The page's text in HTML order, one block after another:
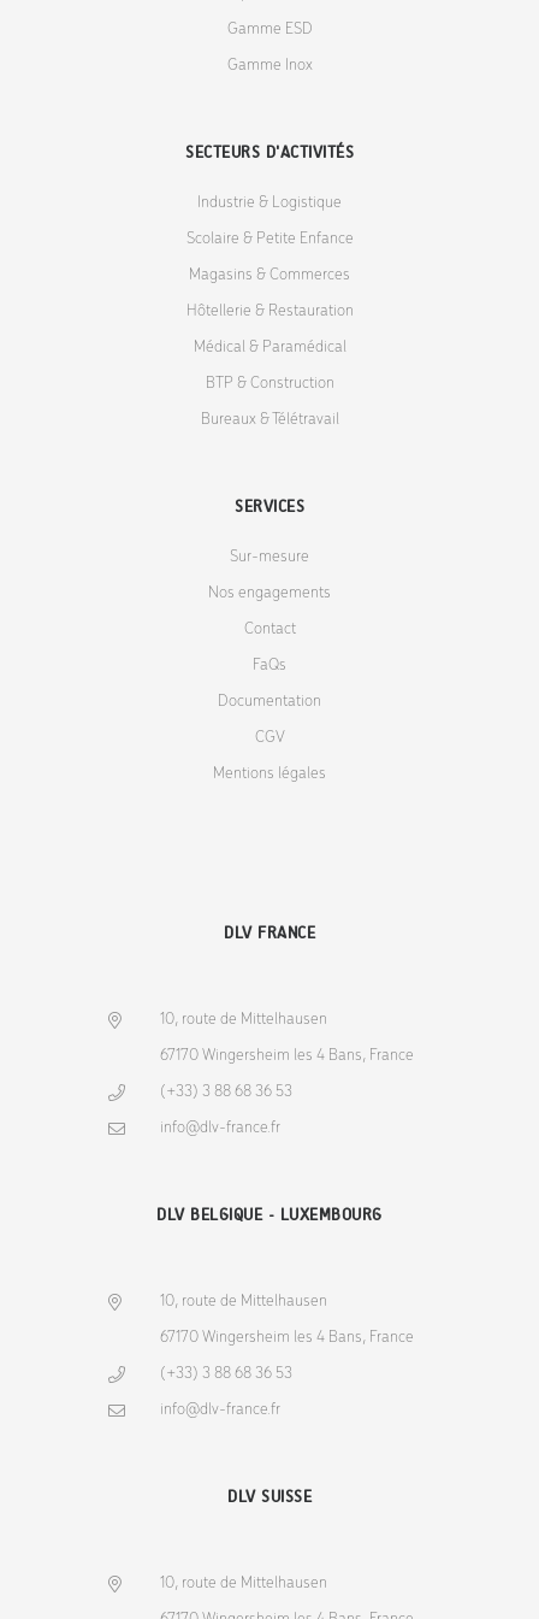
Gamme ESD
Gamme Inox
SECTEURS D'ACTIVITÉS
Industrie & Logistique
Scolaire & Petite Enfance
Magasins & Commerces
Hôtellerie & Restauration
Médical & Paramédical
BTP & Construction
Bureaux & Télétravail
SERVICES
Sur-mesure
Nos engagements
Contact
FaQs
Documentation
CGV
Mentions légales
DLV FRANCE
10, route de Mittelhausen
67170 Wingersheim les 4 Bans, France
(+33) 3 88 68 36 53
info@dlv-france.fr
DLV BELGIQUE - LUXEMBOURG
10, route de Mittelhausen
67170 Wingersheim les 4 Bans, France
(+33) 3 88 68 36 53
info@dlv-france.fr
DLV SUISSE
10, route de Mittelhausen